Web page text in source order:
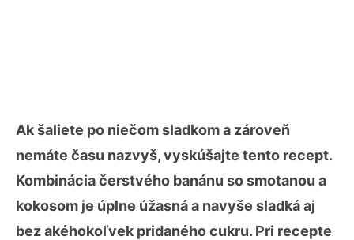
Ak šaliete po niečom sladkom a zároveň
nemáte času nazvyš, vyskúšajte tento recept.
Kombinácia čerstvého banánu so smotanou a
kokosom je úplne úžasná a navyše sladká aj
bez akéhokoľvek pridaného cukru. Pri recepte